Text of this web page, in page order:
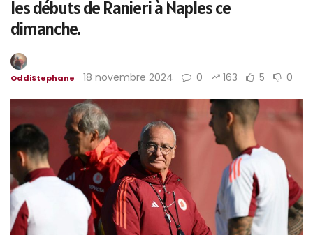
les débuts de Ranieri à Naples ce
dimanche.
OddiStephane 18 novembre 2024 0 163 5 0